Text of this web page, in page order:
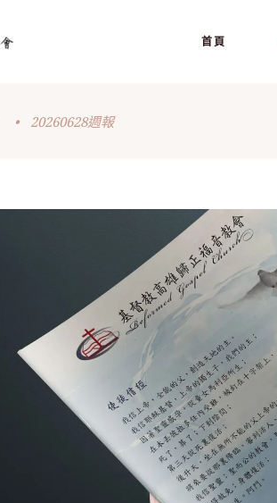
首頁
• 20260628週報